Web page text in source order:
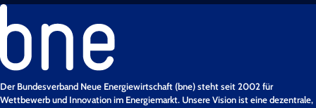
Der Bundesverband Neue Energiewirtschaft (bne) steht seit 2002 für
Wettbewerb und Innovation im Energiemarkt. Unsere Vision ist eine dezentrale,